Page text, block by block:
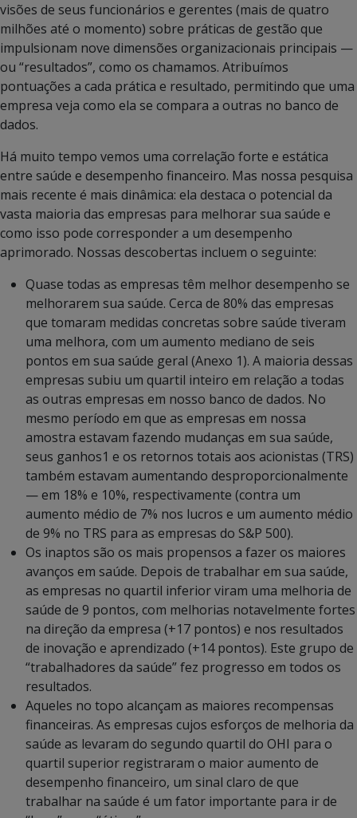
visões de seus funcionários e gerentes (mais de quatro
milhões até o momento) sobre práticas de gestão que
impulsionam nove dimensões organizacionais principais —
ou “resultados”, como os chamamos. Atribuímos
pontuações a cada prática e resultado, permitindo que uma
empresa veja como ela se compara a outras no banco de
dados.
Há muito tempo vemos uma correlação forte e estática
entre saúde e desempenho financeiro. Mas nossa pesquisa
mais recente é mais dinâmica: ela destaca o potencial da
vasta maioria das empresas para melhorar sua saúde e
como isso pode corresponder a um desempenho
aprimorado. Nossas descobertas incluem o seguinte:
Quase todas as empresas têm melhor desempenho se
melhorarem sua saúde. Cerca de 80% das empresas
que tomaram medidas concretas sobre saúde tiveram
uma melhora, com um aumento mediano de seis
pontos em sua saúde geral (Anexo 1). A maioria dessas
empresas subiu um quartil inteiro em relação a todas
as outras empresas em nosso banco de dados. No
mesmo período em que as empresas em nossa
amostra estavam fazendo mudanças em sua saúde,
seus ganhos1 e os retornos totais aos acionistas (TRS)
também estavam aumentando desproporcionalmente
— em 18% e 10%, respectivamente (contra um
aumento médio de 7% nos lucros e um aumento médio
de 9% no TRS para as empresas do S&P 500).
Os inaptos são os mais propensos a fazer os maiores
avanços em saúde. Depois de trabalhar em sua saúde,
as empresas no quartil inferior viram uma melhoria de
saúde de 9 pontos, com melhorias notavelmente fortes
na direção da empresa (+17 pontos) e nos resultados
de inovação e aprendizado (+14 pontos). Este grupo de
“trabalhadores da saúde” fez progresso em todos os
resultados.
Aqueles no topo alcançam as maiores recompensas
financeiras. As empresas cujos esforços de melhoria da
saúde as levaram do segundo quartil do OHI para o
quartil superior registraram o maior aumento de
desempenho financeiro, um sinal claro de que
trabalhar na saúde é um fator importante para ir de